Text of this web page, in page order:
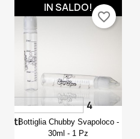
Anteprima
Bottiglia Chubby Svapoloco -
30ml - 1 Pz
4
voti
IN SALDO!
favorite_border